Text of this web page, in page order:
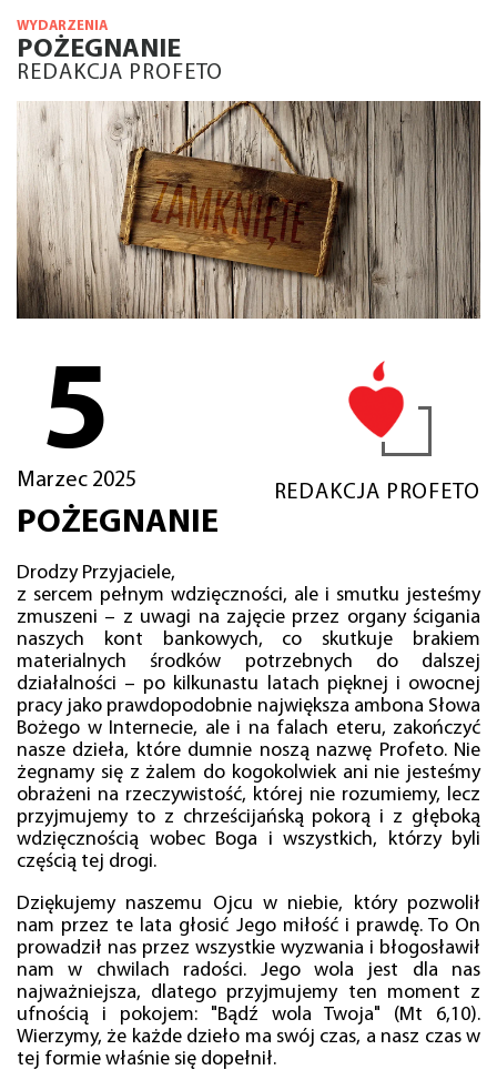
WYDARZENIA
POŻEGNANIE
REDAKCJA PROFETO
5
Marzec 2025
REDAKCJA PROFETO
POŻEGNANIE
Drodzy Przyjaciele,
z sercem pełnym wdzięczności, ale i smutku jesteśmy
zmuszeni – z uwagi na zajęcie przez organy ścigania
naszych kont bankowych, co skutkuje brakiem
materialnych środków potrzebnych do dalszej
działalności – po kilkunastu latach pięknej i owocnej
pracy jako prawdopodobnie największa ambona Słowa
Bożego w Internecie, ale i na falach eteru, zakończyć
nasze dzieła, które dumnie noszą nazwę Profeto. Nie
żegnamy się z żalem do kogokolwiek ani nie jesteśmy
obrażeni na rzeczywistość, której nie rozumiemy, lecz
przyjmujemy to z chrześcijańską pokorą i z głęboką
wdzięcznością wobec Boga i wszystkich, którzy byli
częścią tej drogi.
Dziękujemy naszemu Ojcu w niebie, który pozwolił
nam przez te lata głosić Jego miłość i prawdę. To On
prowadził nas przez wszystkie wyzwania i błogosławił
nam w chwilach radości. Jego wola jest dla nas
najważniejsza, dlatego przyjmujemy ten moment z
ufnością i pokojem: "Bądź wola Twoja" (Mt 6,10).
Wierzymy, że każde dzieło ma swój czas, a nasz czas w
tej formie właśnie się dopełnił.